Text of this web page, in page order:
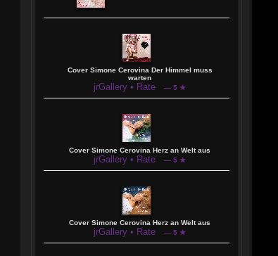
Cover Simone Cerovina Der Himmel muss
warten
jrGallery • Rate — 5 ★
Cover Simone Cerovina Herz an Welt aus
jrGallery • Rate — 5 ★
Cover Simone Cerovina Herz an Welt aus
jrGallery • Rate — 5 ★